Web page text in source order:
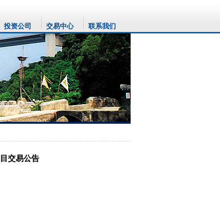
投资公司 交易中心 联系我们
交易公告